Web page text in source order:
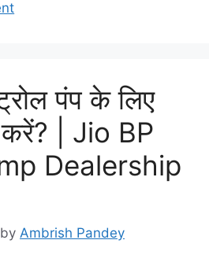
पंप के लिए
| Jio BP
Dealership
by Ambrish Pandey